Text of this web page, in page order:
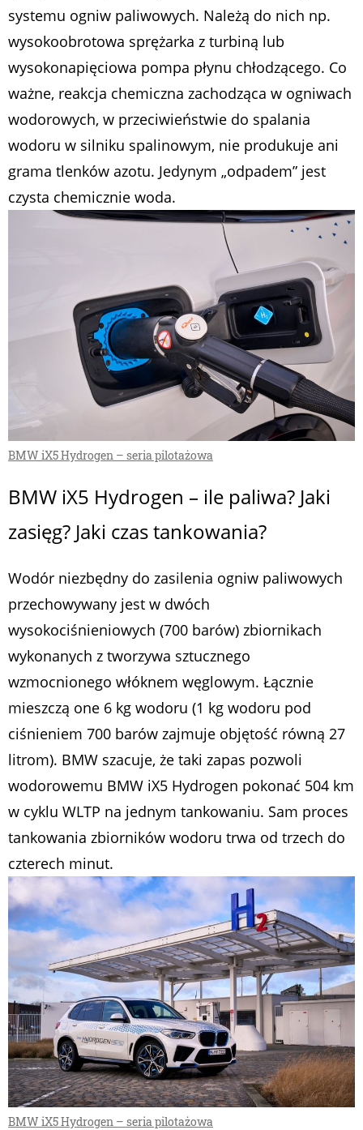
systemu ogniw paliwowych. Należą do nich np.
wysokoobrotowa sprężarka z turbiną lub
wysokonapięciowa pompa płynu chłodzącego. Co
ważne, reakcja chemiczna zachodząca w ogniwach
wodorowych, w przeciwieństwie do spalania
wodoru w silniku spalinowym, nie produkuje ani
grama tlenków azotu. Jedynym „odpadem” jest
czysta chemicznie woda.
BMW iX5 Hydrogen – seria pilotażowa
BMW iX5 Hydrogen – ile paliwa? Jaki
zasięg? Jaki czas tankowania?
Wodór niezbędny do zasilenia ogniw paliwowych
przechowywany jest w dwóch
wysokociśnieniowych (700 barów) zbiornikach
wykonanych z tworzywa sztucznego
wzmocnionego włóknem węglowym. Łącznie
mieszczą one 6 kg wodoru (1 kg wodoru pod
ciśnieniem 700 barów zajmuje objętość równą 27
litrom). BMW szacuje, że taki zapas pozwoli
wodorowemu BMW iX5 Hydrogen pokonać 504 km
w cyklu WLTP na jednym tankowaniu. Sam proces
tankowania zbiorników wodoru trwa od trzech do
czterech minut.
BMW iX5 Hydrogen – seria pilotażowa